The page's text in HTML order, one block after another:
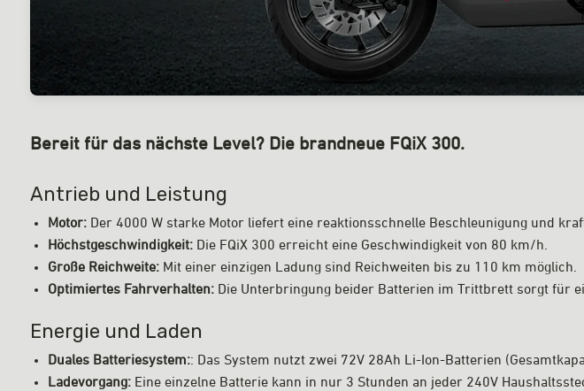
Bereit für das nächste Level? Die brandneue FQiX 300.
Antrieb und Leistung
Motor:Der 4000 W starke Motor liefert eine reaktionsschnelle Beschleunigung und
Höchstgeschwindigkeit:Die FQiX 300 erreicht eine Geschwindigkeit von 80 km/h.
Große Reichweite:Mit einer einzigen Ladung sind Reichweiten bis zu 110 km möglich.
Optimiertes Fahrverhalten:Die Unterbringung beider Batterien im Trittbrett sorgt für
Energie und Laden
Duales Batteriesystem:: Das System nutzt zwei 72V 28Ah Li-Ion-Batterien
Ladevorgang:Eine einzelne Batterie kann in nur 3 Stunden an jeder 240V